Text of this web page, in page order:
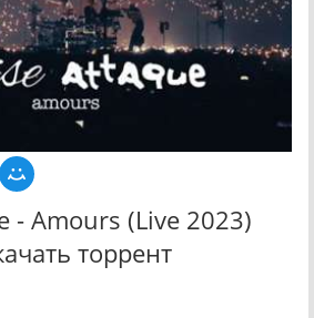
- Amours (Live 2023)
торрент